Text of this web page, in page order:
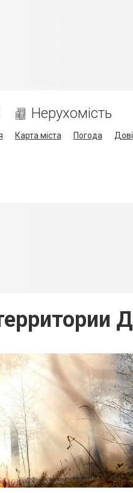
Нерухомість
Карта міста Погода